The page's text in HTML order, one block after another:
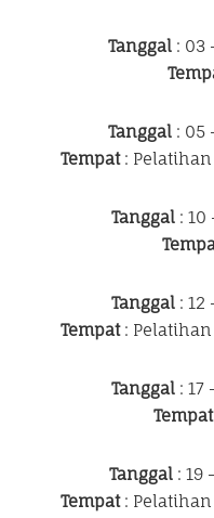
Tanggal: 03
Tanggal: 05
Tempat: Pelatihan
Tanggal : 10
Tanggal: 12
Tempat: Pelatihan
Tanggal: 17
Tempat
Tanggal : 19
Tempat: Pelatihan